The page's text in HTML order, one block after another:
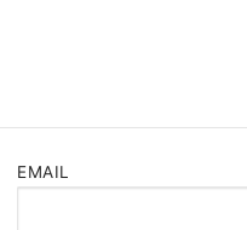
EMAIL